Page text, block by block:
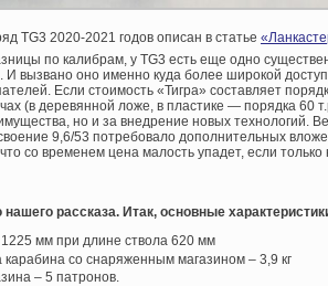
TG3 2020-2021 годов описан в статье
по калибрам, у TG3 есть еще одно
И вызвано оно именно куда более широкой
Если стоимость «Тигра» составляет
(в деревянной ложе, в пластике — порядка 60
но и за внедрение новых технологий.
9,6/53 потребовало дополнительных
со временем цена малость упадет, если
рассказа. Итак, основные
мм при длине ствола 620 мм
со снаряженным магазином – 3,9 кг
– 5 патронов.